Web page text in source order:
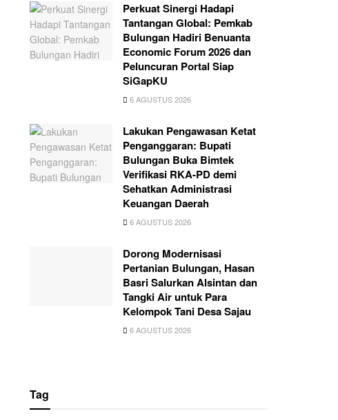
Perkuat Sinergi Hadapi
Tantangan Global: Pemkab
Bulungan Hadiri Benuanta
Economic Forum 2026 dan
Peluncuran Portal Siap
SiGapKU
6 AGUSTUS 2026
Lakukan Pengawasan Ketat
Penganggaran: Bupati
Bulungan Buka Bimtek
Verifikasi RKA-PD demi
Sehatkan Administrasi
Keuangan Daerah
6 AGUSTUS 2026
Dorong Modernisasi
Pertanian Bulungan, Hasan
Basri Salurkan Alsintan dan
Tangki Air untuk Para
Kelompok Tani Desa Sajau
6 AGUSTUS 2026
Tag